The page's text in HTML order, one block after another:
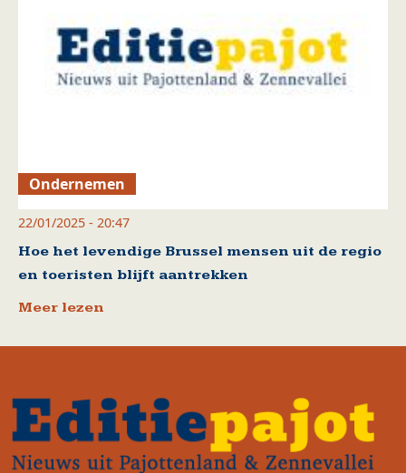
Ondernemen
22/01/2025 - 20:47
Hoe het levendige Brussel mensen uit de regio
en toeristen blijft aantrekken
Meer lezen